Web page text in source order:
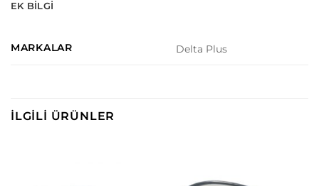
EK BILGI
MARKALAR Delta Plus
İLGILI ÜRÜNLER